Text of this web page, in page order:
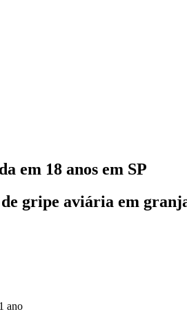
em 18 anos em SP
gripe aviária em
ano